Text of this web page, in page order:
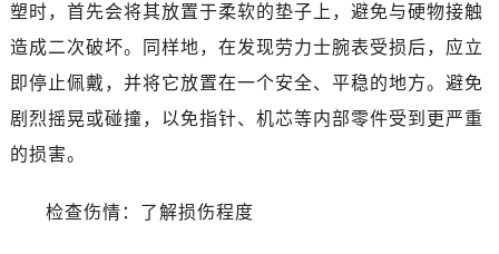
塑时，首先会将其放置于柔软的垫子上，避免与硬物接触
造成二次破坏。同样地，在发现劳力士腕表受损后，应立
即停止佩戴，并将它放置在一个安全、平稳的地方。避免
剧烈摇晃或碰撞，以免指针、机芯等内部零件受到更严重
的损害。
检查伤情：了解损伤程度